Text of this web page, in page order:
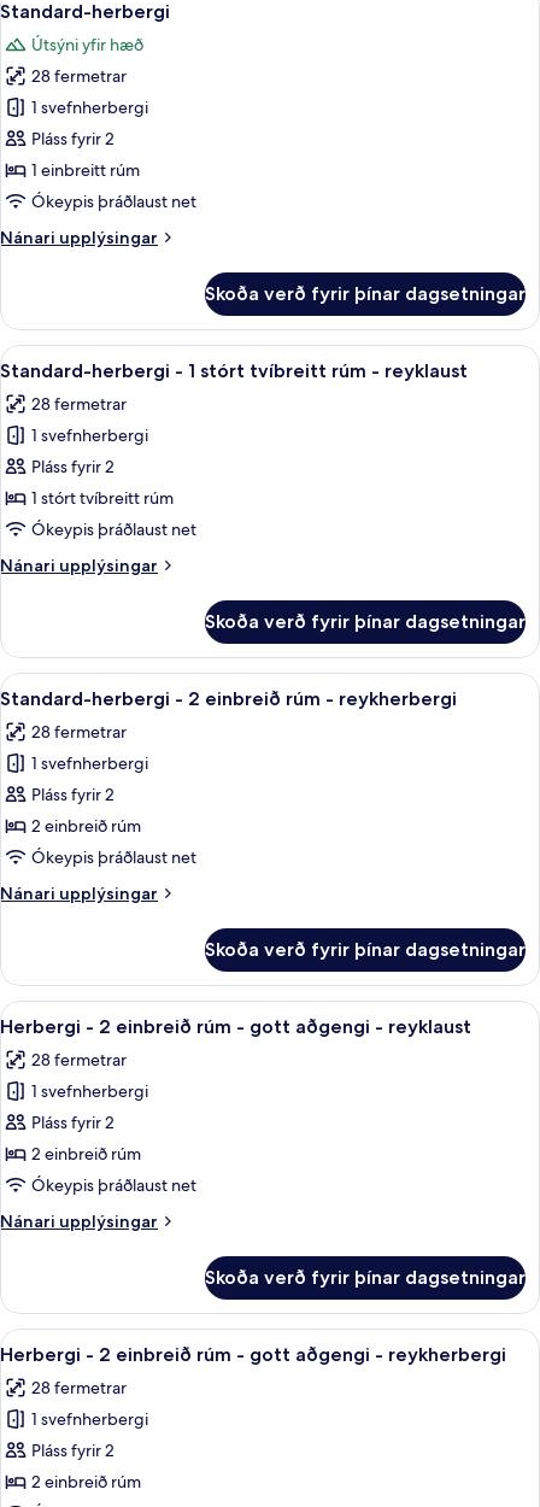
herbergi
allar
myndir
fyrir
Standard-
herbergi
5
Standard-herbergi
Útsýni yfir hæð
28 fermetrar
1 svefnherbergi
Pláss fyrir 2
1 einbreitt rúm
Ókeypis þráðlaust net
Nánari upplýsingar
Nánari
herbergi
Skoða verð fyrir þínar dagsetningar
Skoða
allar
myndir
fyrir
Standard-
herbergi
-
stórt
reyklaust
Rúmföt af bestu gerð, dúnsængur,
4
Standard-herbergi - 1 stórt tvíbreitt rúm - reyklaust
28 fermetrar
1 svefnherbergi
Pláss fyrir 2
1 stórt tvíbreitt rúm
Ókeypis þráðlaust net
Nánari upplýsingar
Nánari
herbergi
1
tvíbreitt
rúm
reyklaust
Skoða verð fyrir þínar dagsetningar
Skoða
allar
myndir
fyrir
Standard-
herbergi
-
einbreið
reykherbergi
Rúmföt af bestu gerð, dúnsængur,
3
Standard-herbergi - 2 einbreið rúm - reykherbergi
28 fermetrar
1 svefnherbergi
Pláss fyrir 2
2 einbreið rúm
Ókeypis þráðlaust net
Nánari upplýsingar
Nánari
herbergi
2
einbreið
rúm
Skoða verð fyrir þínar dagsetningar
Skoða
allar
myndir
fyrir
Herbergi
-
2
rúm
aðgengi
-
reyklaust
Rúmföt af bestu gerð, dúnsængur,
4
Herbergi - 2 einbreið rúm - gott aðgengi - reyklaust
28 fermetrar
1 svefnherbergi
Pláss fyrir 2
2 einbreið rúm
Ókeypis þráðlaust net
Nánari upplýsingar
Nánari
-
einbreið
gott
-
reyklaust
Skoða verð fyrir þínar dagsetningar
Skoða
allar
myndir
fyrir
Herbergi
-
Rúmföt af bestu gerð, dúnsængur,
3
Herbergi - 2 einbreið rúm - gott aðgengi - reykherbergi
28 fermetrar
1 svefnherbergi
Pláss fyrir 2
2 einbreið rúm